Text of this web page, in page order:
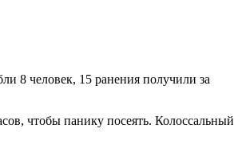
8 человек, 15 ранения получили за
чтобы панику посеять. Колоссальный